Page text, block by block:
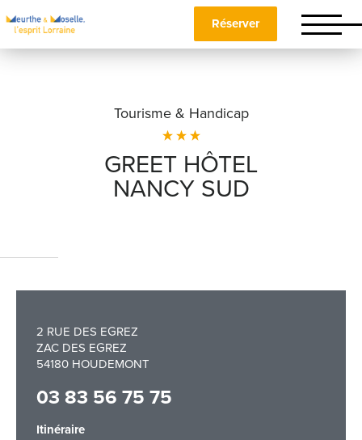
Réserver
Tourisme & Handicap
GREET HÔTEL
NANCY SUD
2 RUE DES EGREZ
ZAC DES EGREZ
54180 HOUDEMONT
03 83 56 75 75
Itinéraire
Téléphone
Adresse email